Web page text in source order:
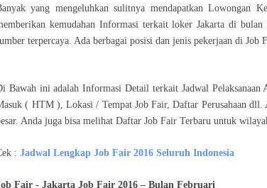
yang mengeluhkan sulitnya mendapatkan Lowongan
kemudahan Informasi terkait lokerJakarta di bulan
terpercaya. Ada berbagai posisi dan jenis pekerjaan di Job
Bawah ini adalah Informasi Detail terkait Jadwal Pelaksanaan
( HTM ), Lokasi / Tempat Job Fair, Daftar Perusahaan
Anda juga bisa melihat Daftar Job Fair Terbaru untuk
: Jadwal Lengkap Job Fair 2016 Seluruh Indonesia
Fair - Jakarta Job Fair 2016 – Bulan Februari